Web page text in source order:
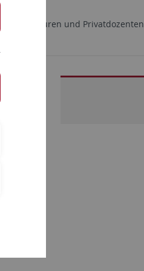
Professuren und Privatdozenten